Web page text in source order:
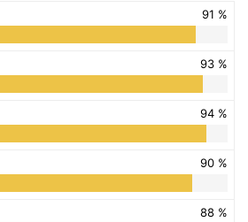
91 %
93 %
94 %
90 %
88 %